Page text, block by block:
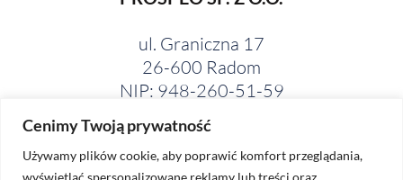
Cenimy Twoją prywatność
Używamy plików cookie, aby poprawić komfort przeglądania,
wyświetlać spersonalizowane reklamy lub treści oraz
ul. Graniczna 17
26-600 Radom
NIP: 948-260-51-59